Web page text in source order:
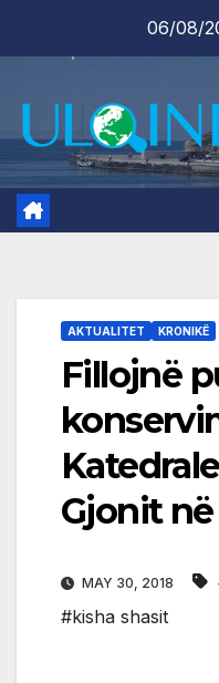
06/08/
AKTUALITET KRONIKË
Fillojnë
Gjonit në
MAY 30, 2018
#kisha shasit